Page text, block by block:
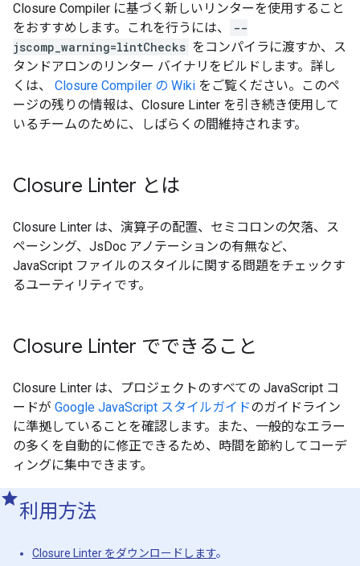
Closure Compiler に基づく新しいリンターを使用すること
をおすすめします。これを行うには、
--
jscomp_warning=lintChecks をコンパイラに渡すか、ス
タンドアロンのリンター バイナリをビルドします。詳し
くは、
Closure Compiler の Wiki をご覧ください。このペ
ージの残りの情報は、Closure Linter を引き続き使用して
いるチームのために、しばらくの間維持されます。
Closure Linter とは
Closure Linter は、演算子の配置、セミコロンの欠落、ス
ペーシング、JsDoc アノテーションの有無など、
JavaScript ファイルのスタイルに関する問題をチェックす
るユーティリティです。
Closure Linter でできること
Closure Linter は、プロジェクトのすべての JavaScript コ
ードが Google JavaScript スタイルガイドのガイドライン
に準拠していることを確認します。また、一般的なエラー
の多くを自動的に修正できるため、時間を節約してコーデ
ィングに集中できます。
利用方法
Closure Linter をダウンロードします。